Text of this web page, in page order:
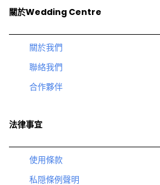
關於Wedding Centre
關於我們
聯絡我們
合作夥伴
法律事宜
使用條款
私隠條例聲明